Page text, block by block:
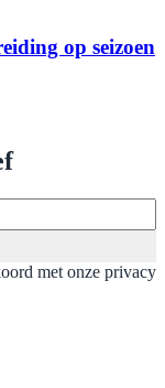
op seizoen
met onze privacy